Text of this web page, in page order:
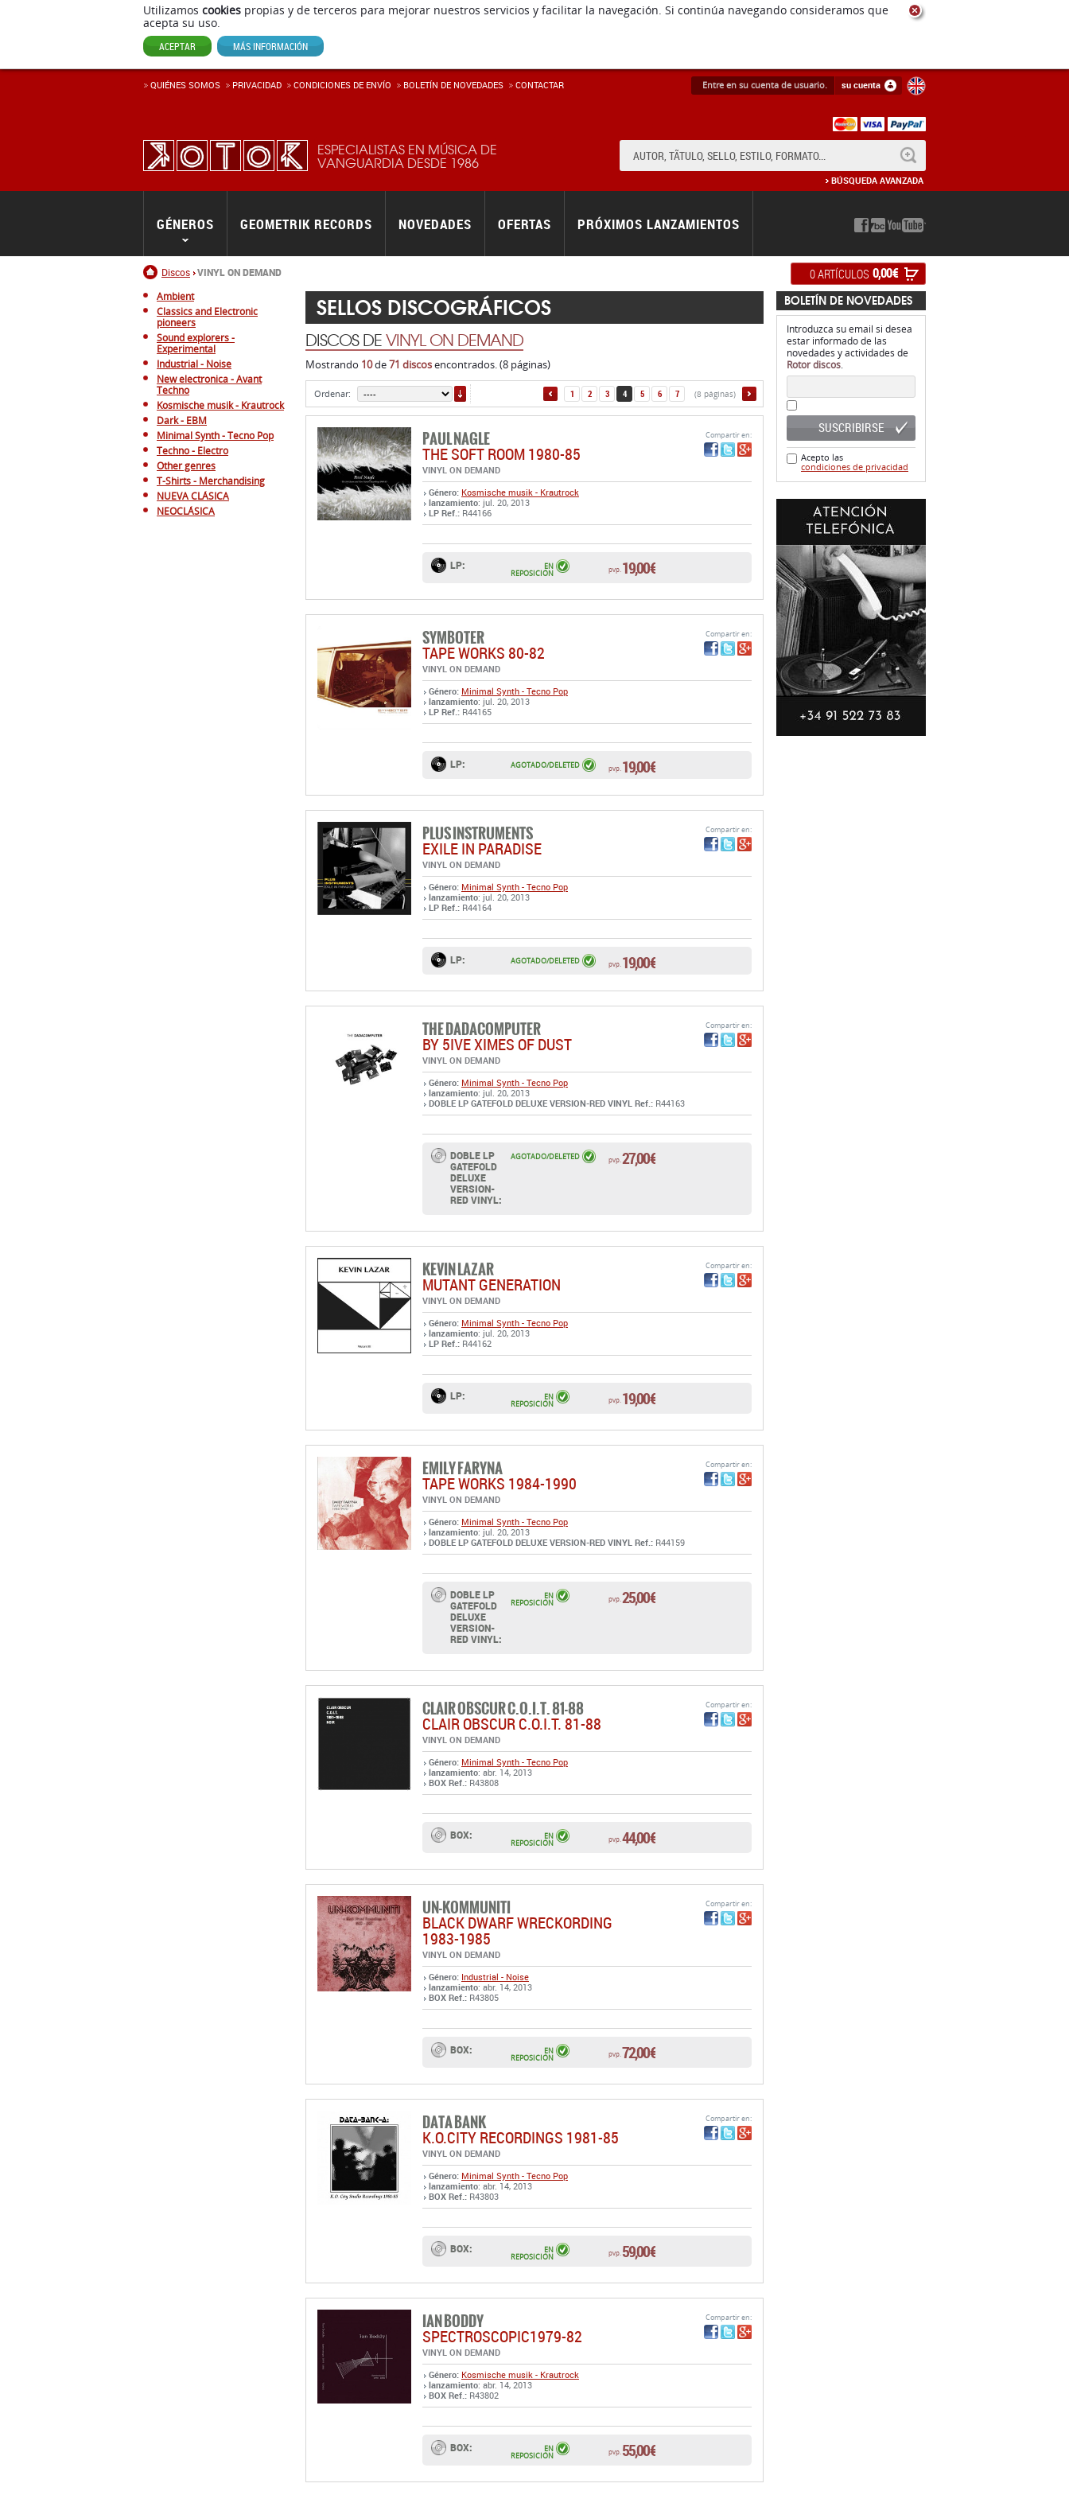
Utilizamos cookies propias y de terceros para mejorar nuestros servicios y facilitar la navegación. Si continúa navegando consideramos que
acepta su uso.
ACEPTAR MÁS INFORMACIÓN
ESPECIALISTAS EN MÚSICA DE
VANGUARDIA DESDE 1986
Inicio
Discos VINYL ON DEMAND
Entre en su cuenta de usuario. su cuenta
BÚSQUEDA AVANZADA
0 ARTÍCULOS 0,00 €
GÉNEROS GEOMETRIK RECORDS NOVEDADES OFERTAS PRÓXIMOS LANZAMIENTOS
QUIÉNES SOMOS PRIVACIDAD CONDICIONES DE ENVÍ­O BOLETÍN DE NOVEDADES CONTACTAR
Ambient
Classics and Electronic
pioneers
Sound explorers -
Experimental
Industrial - Noise
New electronica - Avant
Techno
Kosmische musik - Krautrock
Dark - EBM
Minimal Synth - Tecno Pop
Techno - Electro
Other genres
T-Shirts - Merchandising
NUEVA CLÁSICA
NEOCLÁSICA
SELLOS DISCOGRÁFICOS
DISCOS DEVINYL ON DEMAND
Mostrando 10de71 discosencontrados. (8 páginas)
Ordenar: ORDENAR 1 2 3 4 5 6 7 (8 páginas)
PAUL NAGLE
THE SOFT ROOM 1980-85
VINYL ON DEMAND
Género: Kosmische musik - Krautrock
lanzamiento: jul. 20, 2013
LP Ref.: R44166
Compartir en:
LP: pvp. 19,00 €
EN
REPOSICIÓN
SYMBOTER
TAPE WORKS 80-82
VINYL ON DEMAND
Género: Minimal Synth - Tecno Pop
lanzamiento: jul. 20, 2013
LP Ref.: R44165
Compartir en:
LP: pvp. 19,00 €
AGOTADO/DELETED
PLUS INSTRUMENTS
EXILE IN PARADISE
VINYL ON DEMAND
Género: Minimal Synth - Tecno Pop
lanzamiento: jul. 20, 2013
LP Ref.: R44164
Compartir en:
LP: pvp. 19,00 €
AGOTADO/DELETED
THE DADACOMPUTER
BY 5IVE XIMES OF DUST
VINYL ON DEMAND
Género: Minimal Synth - Tecno Pop
lanzamiento: jul. 20, 2013
DOBLE LP GATEFOLD DELUXE VERSION-RED VINYL Ref.: R44163
Compartir en:
DOBLE LP
GATEFOLD
DELUXE
VERSION-
RED VINYL:
pvp. 27,00 €
AGOTADO/DELETED
KEVIN LAZAR
MUTANT GENERATION
VINYL ON DEMAND
Género: Minimal Synth - Tecno Pop
lanzamiento: jul. 20, 2013
LP Ref.: R44162
Compartir en:
LP: pvp. 19,00 €
EN
REPOSICIÓN
EMILY FARYNA
TAPE WORKS 1984-1990
VINYL ON DEMAND
Género: Minimal Synth - Tecno Pop
lanzamiento: jul. 20, 2013
DOBLE LP GATEFOLD DELUXE VERSION-RED VINYL Ref.: R44159
Compartir en:
DOBLE LP
GATEFOLD
DELUXE
VERSION-
RED VINYL:
pvp. 25,00 €
EN
REPOSICIÓN
CLAIR OBSCUR C.O.I.T. 81-88
CLAIR OBSCUR C.O.I.T. 81-88
VINYL ON DEMAND
Género: Minimal Synth - Tecno Pop
lanzamiento: abr. 14, 2013
BOX Ref.: R43808
Compartir en:
BOX: pvp. 44,00 €
EN
REPOSICIÓN
UN-KOMMUNITI
BLACK DWARF WRECKORDING
1983-1985
VINYL ON DEMAND
Género: Industrial - Noise
lanzamiento: abr. 14, 2013
BOX Ref.: R43805
Compartir en:
BOX: pvp. 72,00 €
EN
REPOSICIÓN
DATA BANK
K.O.CITY RECORDINGS 1981-85
VINYL ON DEMAND
Género: Minimal Synth - Tecno Pop
lanzamiento: abr. 14, 2013
BOX Ref.: R43803
Compartir en:
BOX: pvp. 59,00 €
EN
REPOSICIÓN
IAN BODDY
SPECTROSCOPIC1979-82
VINYL ON DEMAND
Género: Kosmische musik - Krautrock
lanzamiento: abr. 14, 2013
BOX Ref.: R43802
Compartir en:
BOX: pvp. 55,00 €
EN
REPOSICIÓN
BOLETÍN DE NOVEDADES
Introduzca su email si desea
estar informado de las
novedades y actividades de
Rotor discos.
SUSCRIBIRSE
Acepto las
condiciones de privacidad